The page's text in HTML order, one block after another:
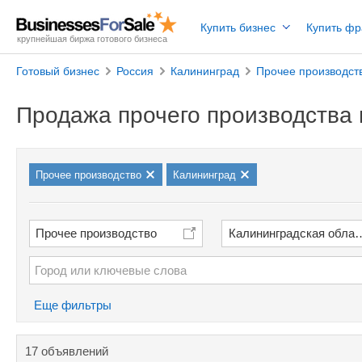
крупнейшая биржа готового бизнеса
Купить бизнес Купить
Готовый бизнес Россия Калининград Прочее
Продажа прочего производства
Прочее производство Калининград
Прочее производство Калининградская
Еще фильтры
17 объявлений